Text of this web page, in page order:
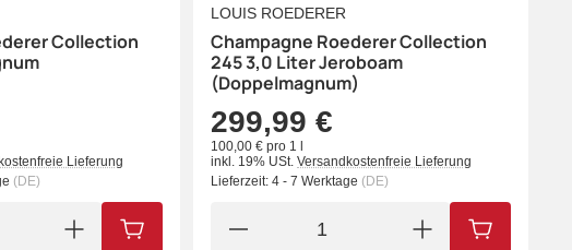
Collection
Lieferung
(DE)
IN DEN WARENKORB
LOUIS ROEDERER
Champagne Roederer Collection
245 3,0 Liter Jeroboam
(Doppelmagnum)
299,99 €
100,00 € pro 1 l
inkl. 19% USt. Versandkostenfreie Lieferung
Lieferzeit: 4 - 7 Werktage (DE)
IN DEN